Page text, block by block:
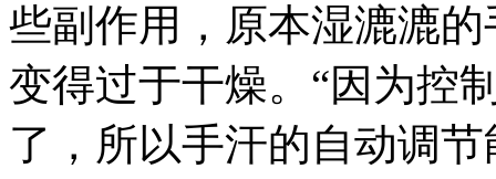
些副作用，原本湿漉漉
变得过于干燥。“因为控
了，所以手汗的自动调